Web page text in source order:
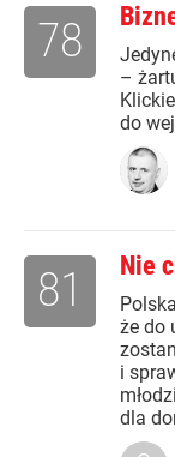
–
do
78
Nie
że do
i
dla
81